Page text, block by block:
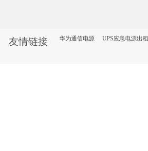
友情链接 华为通信电源 UPS应急电源出租